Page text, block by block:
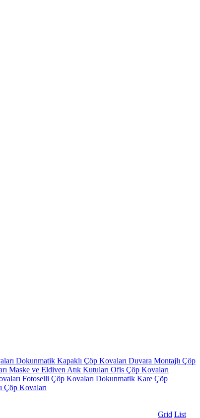
Dokunmatik Kapaklı Çöp Kovaları Duvara Montajlı Çöp
Maske ve Eldiven Atık Kutuları Ofis Çöp Kovaları
Fotoselli Çöp Kovaları Dokunmatik Kare Çöp
Çöp Kovaları
Grid List